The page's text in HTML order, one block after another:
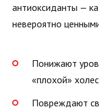
антиоксиданты —
невероятно
Понижают
«плохой»
Повреждают